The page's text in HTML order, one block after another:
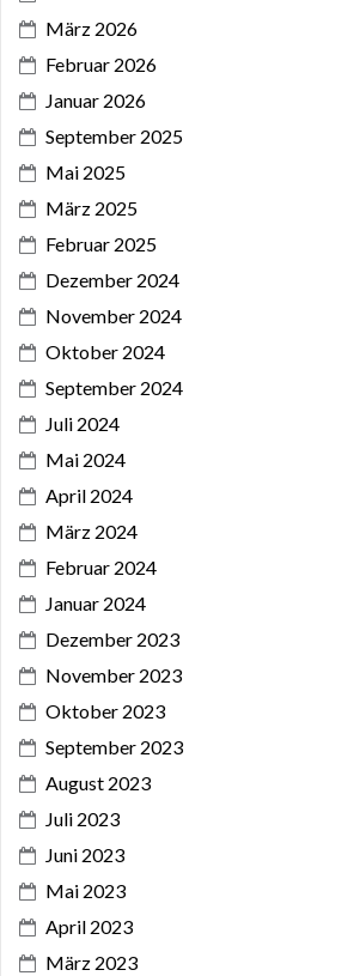
März 2026
Februar 2026
Januar 2026
September 2025
Mai 2025
März 2025
Februar 2025
Dezember 2024
November 2024
Oktober 2024
September 2024
Juli 2024
Mai 2024
April 2024
März 2024
Februar 2024
Januar 2024
Dezember 2023
November 2023
Oktober 2023
September 2023
August 2023
Juli 2023
Juni 2023
Mai 2023
April 2023
März 2023